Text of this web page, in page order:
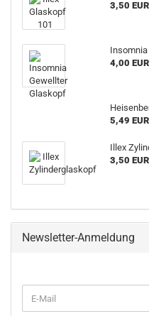
3,50 EUR
4,00 EUR
5,49 EUR
Illex
3,50 EUR
Newsletter-Anmeldung
ZUR
E-
Mail